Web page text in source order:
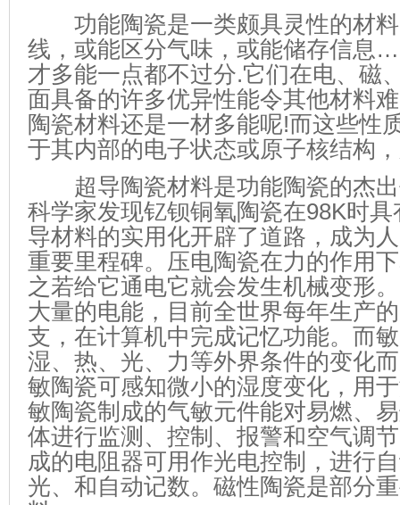
功能陶瓷是一类颇具灵性的材料
线，或能区分气味，或能储存信息
才多能一点都不过分.它们在电、磁
面具备的许多优异性能令其他材料
陶瓷材料还是一材多能呢!而这些性
于其内部的电子状态或原子核结构
超导陶瓷材料是功能陶瓷的杰出
科学家发现钇钡铜氧陶瓷在98K时
导材料的实用化开辟了道路，成为
重要里程碑。压电陶瓷在力的作用
之若给它通电它就会发生机械变形
大量的电能，目前全世界每年生产
支，在计算机中完成记忆功能。而
湿、热、光、力等外界条件的变化
敏陶瓷可感知微小的湿度变化，用
敏陶瓷制成的气敏元件能对易燃、
体进行监测、控制、报警和空气调
成的电阻器可用作光电控制，进行
光、和自动记数。磁性陶瓷是部分